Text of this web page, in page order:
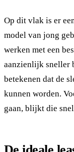
Op dit vlak is er
model van jong
werken met een
aanzienlijk sneller
betekenen dat de
kunnen worden.
gaan, blijkt die